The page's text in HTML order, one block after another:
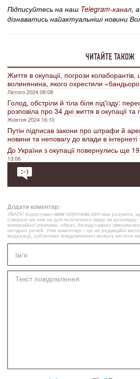
Підписуйтесь на наш Telegram-канал,
дізнаватись найактуальніші новини
ЧИТАЙТЕ ТАКОЖ
Життя в окупації, погрози колаборантів,
волинянина, якого охрестили
Лютого 2024 08:08
Голод, обстріли й тіла біля під'їзду:
розповіла про 34 дні життя в окупації
Жовтня 2024 16:10
Путін підписав закони про штрафи й
новини та неповагу до влади в інтернеті
До України з окупації повернулись ще 19
13:06
Додати коментар:
УВАГА! Користувач www.volynnews.com має розуміти,
створені аж ніяк не для політичного піару чи
комерційної реклами, образ, безпідставних
негідних речей. Утім коментарі – це не редакційні
модерації, суб’єктивні повідомлення і можуть містити